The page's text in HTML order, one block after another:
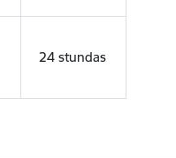
24 stundas